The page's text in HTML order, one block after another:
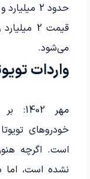
می‌شود.
واردات
مهر
خودروهای
است. اگرچه
نشده است، اما